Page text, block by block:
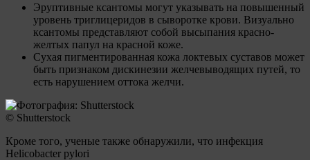
Эруптивные ксантомы могут указывать на повышенный
уровень триглицеридов в сыворотке крови. Визуально
ксантомы представляют собой высыпания красно-
желтых папул на красной коже.
Сухая пигментированная кожа локтевых суставов может
быть признаком дискинезии желчевыводящих путей, то
есть нарушением оттока желчи.
© Shutterstock
Кроме того, ученые также обнаружили, что инфекция
Helicobacter pylori